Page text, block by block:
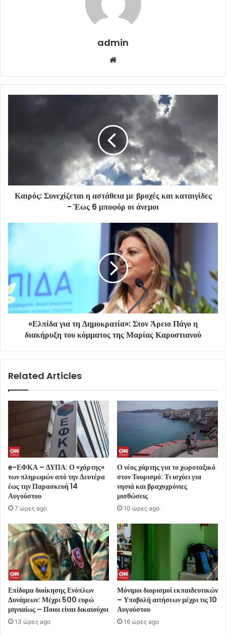
admin
Καιρός: Συνεχίζεται η αστάθεια με βροχές και καταιγίδες
- Έως 6 μποφόρ οι άνεμοι
«Ελπίδα για τη Δημοκρατία»: Στον Άρειο Πάγο η
διακήρυξη του κόμματος της Μαρίας Καρυστιανού
Related Articles
e-ΕΦΚΑ – ΔΥΠΑ: Ο «χάρτης»
των πληρωμών από την Δευτέρα
έως την Παρασκευή 14
Αυγούστου
7 ώρες ago
Ο νέος χάρτης για το χωροταξικό
στον Τουρισμό: Τι ισχύει για
νησιά και βραχυχρόνιες
μισθώσεις
10 ώρες ago
Επίδομα διοίκησης Ενόπλων
Δυνάμεων: Μέχρι 500 ευρώ
μηνιαίως – Ποιοι είναι δικαιούχοι
13 ώρες ago
Μόνιμοι διορισμοί εκπαιδευτικών
– Υποβολή αιτήσεων μέχρι τις 10
Αυγούστου
16 ώρες ago